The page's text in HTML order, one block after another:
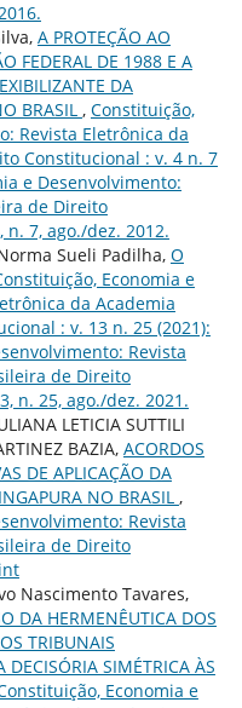
A PROTEÇÃO AO
FEDERAL DE 1988 E A
DA
BRASIL , Constituição,
Revista Eletrônica da
Constitucional : v. 4 n. 7
e Desenvolvimento:
de Direito
7, ago./dez. 2012.
Sueli Padilha, O
Economia e
da Academia
: v. 13 n. 25 (2021):
Revista
de Direito
n. 25, ago./dez. 2021.
LETICIA SUTTILI
BAZIA, ACORDOS
DE APLICAÇÃO DA
NO BRASIL ,
Revista
de Direito
Nascimento Tavares,
DA HERMENÊUTICA DOS
TRIBUNAIS
DECISÓRIA SIMÉTRICA ÀS
Economia e